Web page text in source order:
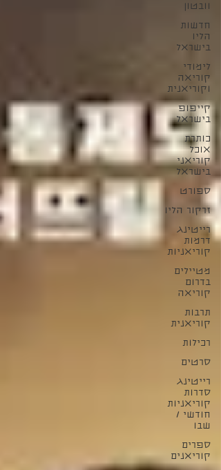
וובטון
חדשות
הליו
בישראל
לימודי
קוריאה
וקוריאנית
קייפופ
בישראל
כותרת
אוכל
קוריאני
בישראל
ספורט
זרקור הליו
רייטינג
דרמות
קוריאניות
מטיילים
בדרום
קוריאה
תרבות
קוריאנית
רכילות
סרטים
רייטינג
סדרות
קוריאניות
חודשי /
שבו
ספרים
קוריאנים